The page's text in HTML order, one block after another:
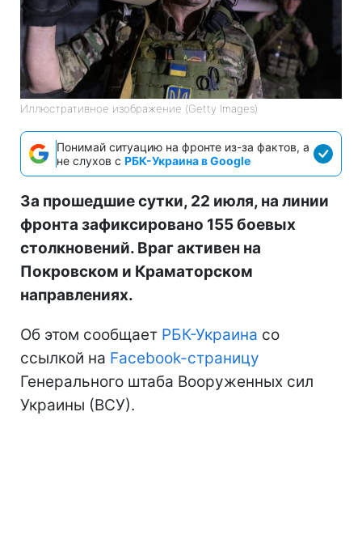
Иллюстративное изображение (Getty Images)
Понимай ситуацию на фронте из-за фактов, а
не слухов с РБК-Украина в Google
За прошедшие сутки, 22 июля, на линии
фронта зафиксировано 155 боевых
столкновений. Враг активен на
Покровском и Краматорском
направлениях.
Об этом сообщает РБК-Украина со
ссылкой на Facebook-страницу
Генерального штаба Вооруженных сил
Украины (ВСУ).